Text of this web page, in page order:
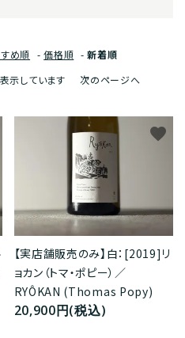
め順 -価格順 -新着順
示しています
次のページへ
【実店舗販売のみ】白：[2019]リ
ョカン（トマ・ポピー）／
RYÔKAN (Thomas Popy)
20,900円(税込)
favorite